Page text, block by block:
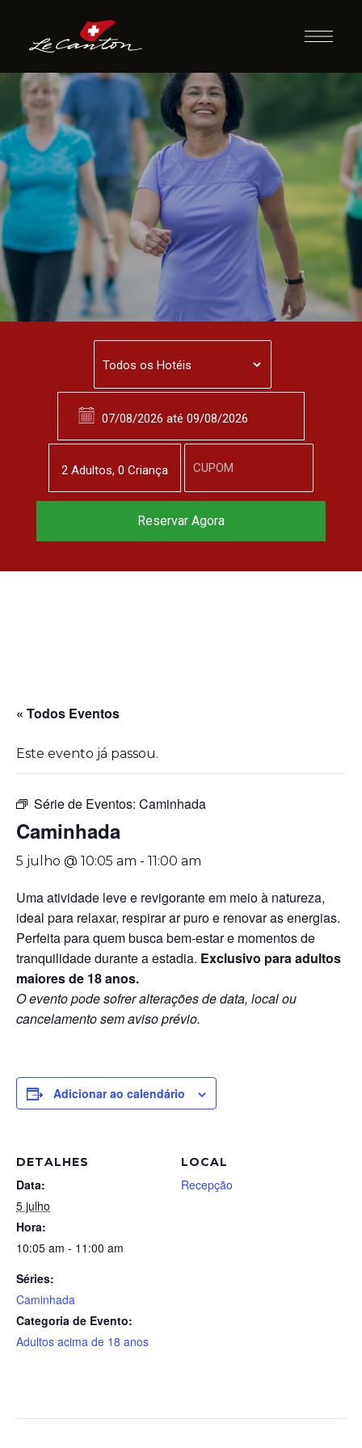
Caminhada
« Todos Eventos
Este evento já passou.
Série de Eventos: Caminhada
Caminhada
5 julho @ 10:05 am - 11:00 am
Uma atividade leve e revigorante em meio à natureza,
ideal para relaxar, respirar ar puro e renovar as energias.
Perfeita para quem busca bem-estar e momentos de
tranquilidade durante a estadia. Exclusivo para adultos
maiores de 18 anos.
O evento pode sofrer alterações de data, local ou
cancelamento sem aviso prévio.
Adicionar ao calendário
DETALHES
Data:
5 julho
Hora:
10:05 am - 11:00 am
Séries:
Caminhada
Categoria de Evento:
Adultos acima de 18 anos
LOCAL
Recepção
2 Adultos, 0 Criança
Reservar Agora